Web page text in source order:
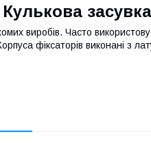
Кулькова
виробів. Часто
фіксаторів виконані з